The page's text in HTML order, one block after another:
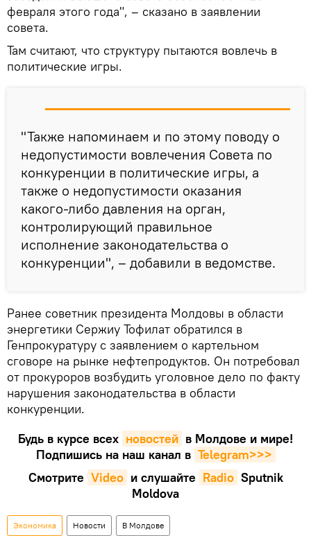
февраля этого года", – сказано в заявлении
совета.
Там считают, что структуру пытаются вовлечь в
политические игры.
"Также напоминаем и по этому поводу о
недопустимости вовлечения Совета по
конкуренции в политические игры, а
также о недопустимости оказания
какого-либо давления на орган,
контролирующий правильное
исполнение законодательства о
конкуренции", – добавили в ведомстве.
Ранее советник президента Молдовы в области
энергетики Сержиу Тофилат обратился в
Генпрокуратуру с заявлением о картельном
сговоре на рынке нефтепродуктов. Он потребовал
от прокуроров возбудить уголовное дело по факту
нарушения законодательства в области
конкуренции.
Будь в курсе всех новостей в Молдове и мире!
Подпишись на наш канал в Telegram>>>
Смотрите Video и слушайте Radio Sputnik
Moldova
Экономика Новости В Молдове